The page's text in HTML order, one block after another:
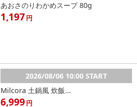
あおさのりわかめスープ 80g
1,197円
2026/08/06 10:00 START
Milcora 土鍋風 炊飯...
6,999円